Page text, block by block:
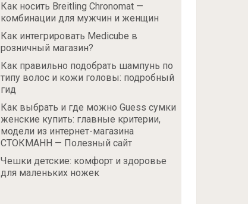
Как носить Breitling Chronomat —
комбинации для мужчин и женщин
Как интегрировать Medicube в
розничный магазин?
Как правильно подобрать шампунь по
типу волос и кожи головы: подробный
гид
Как выбрать и где можно Guess сумки
женские купить: главные критерии,
модели из интернет-магазина
СТОКМАНН — Полезный сайт
Чешки детские: комфорт и здоровье
для маленьких ножек